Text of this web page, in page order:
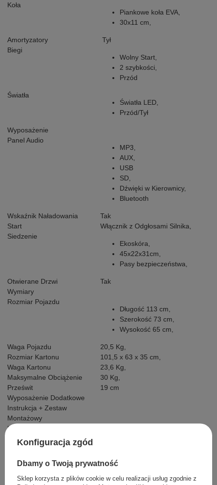
Koła
Piankowe koła EVA,
30x11 cm,
Amortyzatory
Tył
Biegi
Wolny Start,
2 szybkości,
Przód
Światła
Światła LED,
Przód/Tył
Wyposażenie
Panel Audio
MP3,
AUX,
USB
SD,
Dźwięki w Kierownicy,
Bluetooth
Wskaźnik Naładowania
Tak
Start
Włącznik z Odgłosami Silnika,
Siedzenie
Ekoskóra,
45x22x31cm,
Pasy bezpieczeństwa,
Otwierane Drzwi
Tak
Wymiary
Rozmiar Pojazdu
Długość 113 cm,
Szerokość 73 cm,
Wysokość 65 cm,
Waga Pojazdu
20,5 Kg,
Rozmiar Kartonu
101,5 x 63 x 35 cm,
Waga Kartonu
23,6 Kg,
Maksymalne Obciążenie
30 Kg,
Prześwit
19 cm
Wyposażenie Dodatkowe
Instrukcja + Zestaw
Montażowy
Ładowarka
Kabel Mini Jack
Pokrowiec
Konfiguracja zgód
Dbamy o Twoją prywatność
Sklep korzysta z plików cookie w celu realizacji usług zgodnie z